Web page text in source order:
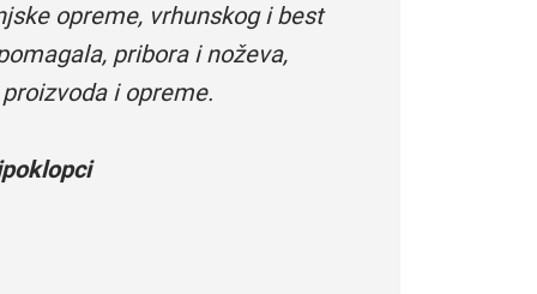
opreme, vrhunskog i best
pribora i noževa,
i opreme.